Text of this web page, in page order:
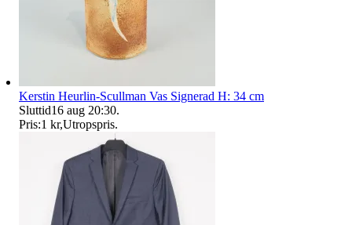
Kerstin Heurlin-Scullman Vas Signerad H: 34 cm
Sluttid16 aug 20:30.
Pris:1 kr,Utropspris.